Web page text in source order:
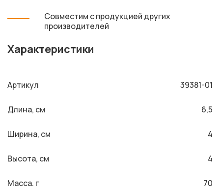
Совместим с продукцией других
производителей
Характеристики
Артикул 39381-01
Длина, см 6,5
Ширина, см 4
Высота, см 4
Масса, г
70